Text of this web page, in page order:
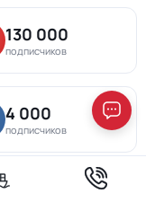
130 000
подписчиков
4 000
подписчиков
6 300